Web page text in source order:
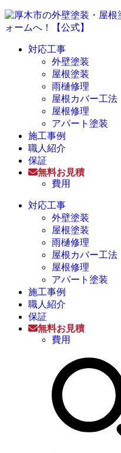
対応工事
外壁塗装
屋根塗装
雨樋修理
屋根カバー工法
屋根修理
アパート塗装
施工事例
職人紹介
保証
無料お見積
費用
対応工事
外壁塗装
屋根塗装
雨樋修理
屋根カバー工法
屋根修理
アパート塗装
施工事例
職人紹介
保証
無料お見積
費用